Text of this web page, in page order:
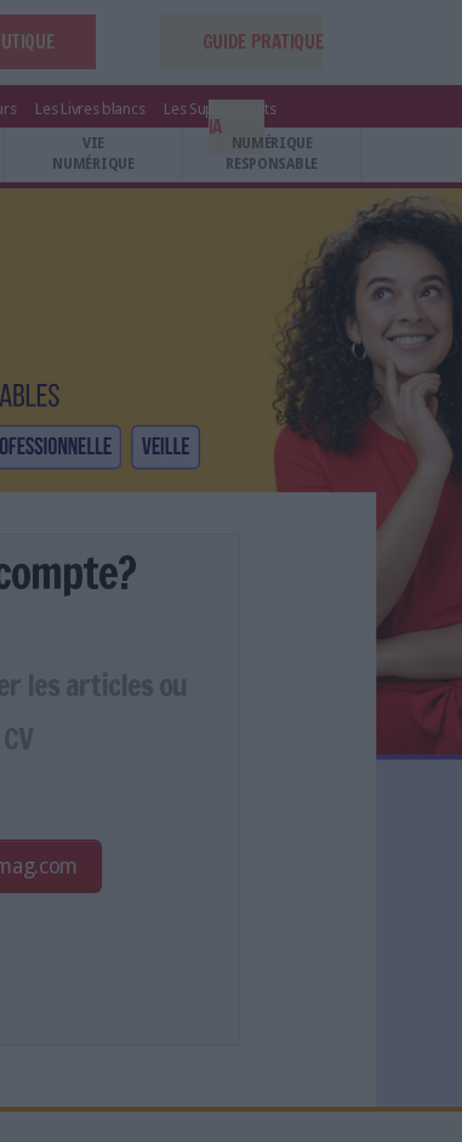
GUIDE PRATIQUE
IA
Les Livres blancs Les Suppléments
VIE
NUMÉRIQUE
NUMÉRIQUE
RESPONSABLE